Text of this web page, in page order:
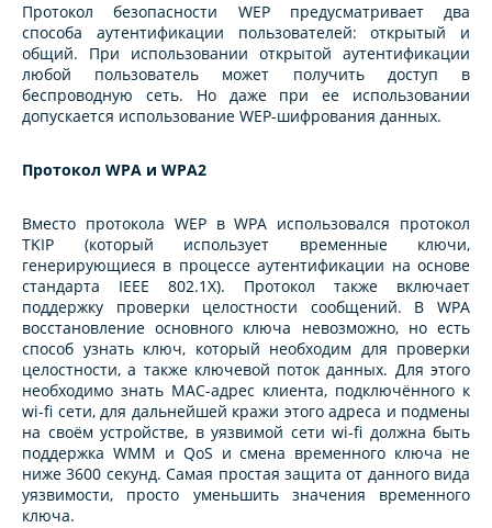
Протокол безопасности WEP предусматривает два
способа аутентификации пользователей: открытый и
общий. При использовании открытой аутентификации
любой пользователь может получить доступ в
беспроводную сеть. Но даже при ее использовании
допускается использование WEP-шифрования данных.
Протокол WPA и WPA2
Вместо протокола WEP в WPA использовался протокол
TKIP (который использует временные ключи,
генерирующиеся в процессе аутентификации на основе
стандарта IEEE 802.1X). Протокол также включает
поддержку проверки целостности сообщений. В WPA
восстановление основного ключа невозможно, но есть
способ узнать ключ, который необходим для проверки
целостности, а также ключевой поток данных. Для этого
необходимо знать MAC-адрес клиента, подключённого к
wi-fi сети, для дальнейшей кражи этого адреса и подмены
на своём устройстве, в уязвимой сети wi-fi должна быть
поддержка WMM и QoS и смена временного ключа не
ниже 3600 секунд. Самая простая защита от данного вида
уязвимости, просто уменьшить значения временного
ключа.